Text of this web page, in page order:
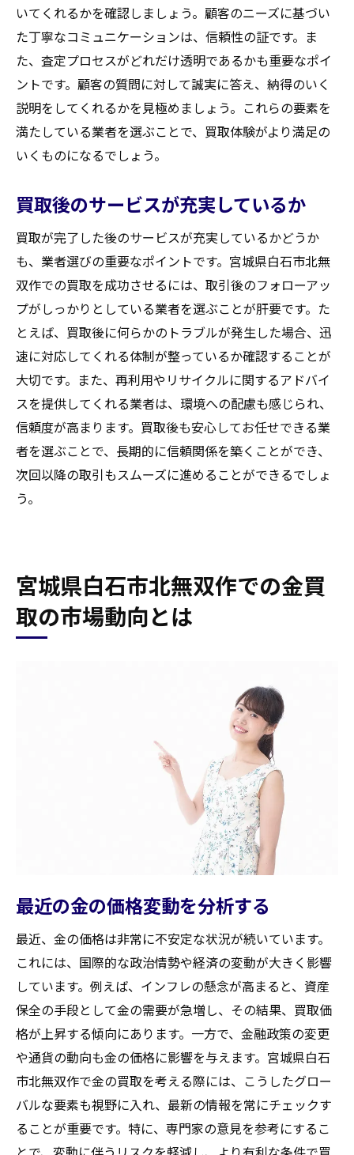
いてくれるかを確認しましょう。顧客のニーズに基づい
た丁寧なコミュニケーションは、信頼性の証です。ま
た、査定プロセスがどれだけ透明であるかも重要なポイ
ントです。顧客の質問に対して誠実に答え、納得のいく
説明をしてくれるかを見極めましょう。これらの要素を
満たしている業者を選ぶことで、買取体験がより満足の
いくものになるでしょう。
買取後のサービスが充実しているか
買取が完了した後のサービスが充実しているかどうか
も、業者選びの重要なポイントです。宮城県白石市北無
双作での買取を成功させるには、取引後のフォローアッ
プがしっかりとしている業者を選ぶことが肝要です。た
とえば、買取後に何らかのトラブルが発生した場合、迅
速に対応してくれる体制が整っているか確認することが
大切です。また、再利用やリサイクルに関するアドバイ
スを提供してくれる業者は、環境への配慮も感じられ、
信頼度が高まります。買取後も安心してお任せできる業
者を選ぶことで、長期的に信頼関係を築くことができ、
次回以降の取引もスムーズに進めることができるでしょ
う。
宮城県白石市北無双作での金買
取の市場動向とは
最近の金の価格変動を分析する
最近、金の価格は非常に不安定な状況が続いています。
これには、国際的な政治情勢や経済の変動が大きく影響
しています。例えば、インフレの懸念が高まると、資産
保全の手段として金の需要が急増し、その結果、買取価
格が上昇する傾向にあります。一方で、金融政策の変更
や通貨の動向も金の価格に影響を与えます。宮城県白石
市北無双作で金の買取を考える際には、こうしたグロー
バルな要素も視野に入れ、最新の情報を常にチェックす
ることが重要です。特に、専門家の意見を参考にするこ